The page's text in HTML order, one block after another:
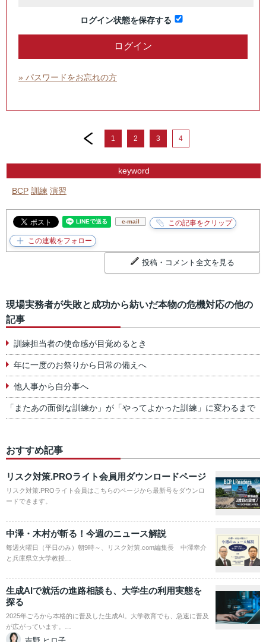
ログイン状態を保存する
» パスワードをお忘れの方
prev
1 2 3 4
keyword
BCP 訓練 演習
e-mail
投稿・コメント全文を見る
現場実務者が失敗と成功から紡いだ本物の危機対応の他の
記事
訓練担当者の使命感が目覚めるとき
年に一度のお祭りから日常の備えへ
他人事から自分事へ
「またあの面倒な訓練か」が「やってよかった訓練」に変わるまで
おすすめ記事
リスク対策.PROライト会員用ダウンロードページ
リスク対策.PROライト会員はこちらのページから最新号をダウンロ
ードできます。
中澤・木村が斬る！今週のニュース解説
毎週火曜日（平日のみ）朝9時～、リスク対策.com編集長 中澤幸介
と兵庫県立大学教授…
生成AIで就活の進路相談も、大学生の利用実態を
探る
2025年ごろから本格的に普及した生成AI。大学教育でも、急速に普及
が広がっています。…